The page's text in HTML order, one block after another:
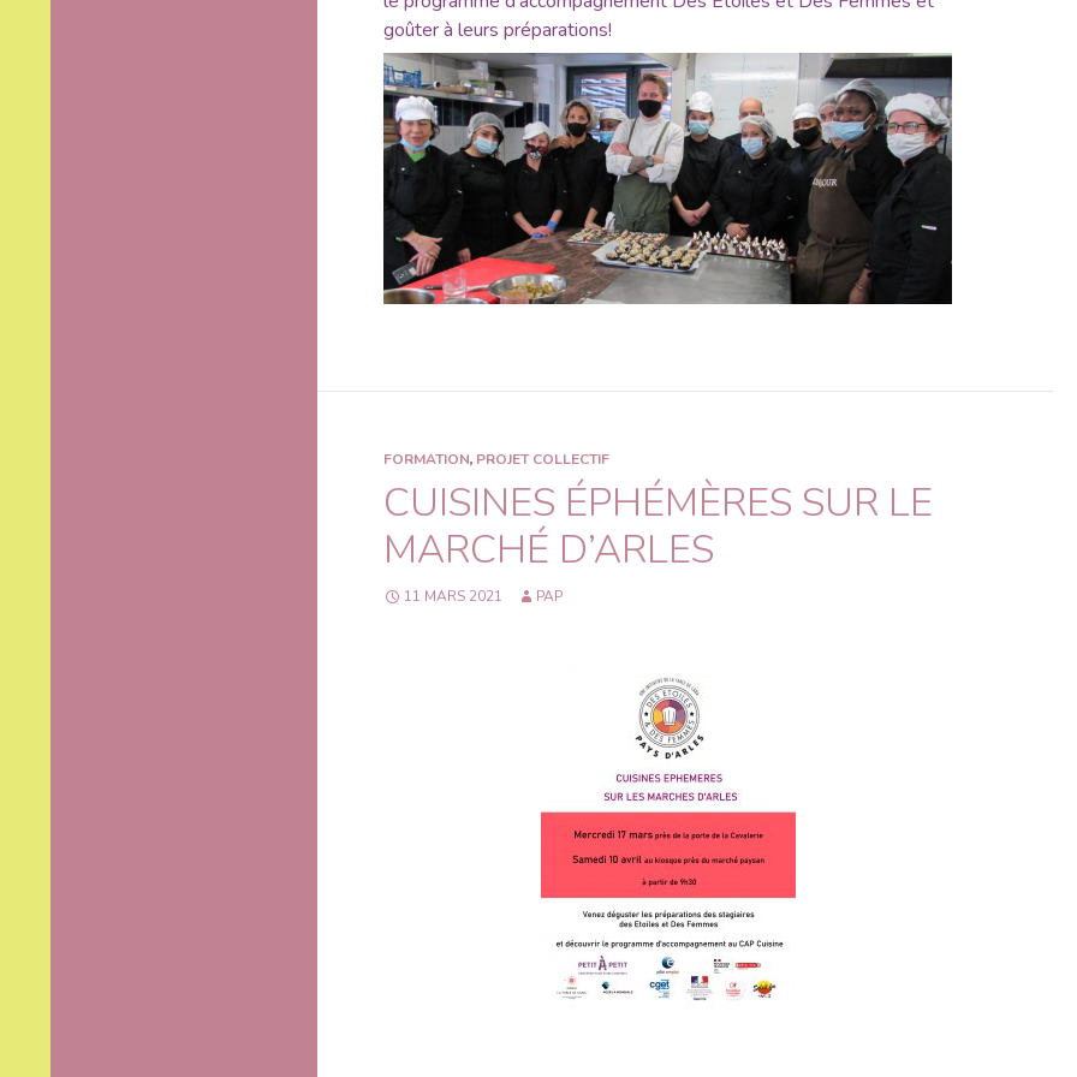
goûter à leurs préparations!
FORMATION, PROJET COLLECTIF
CUISINES ÉPHÉMÈRES SUR LE
MARCHÉ D’ARLES
11 MARS 2021 PAP